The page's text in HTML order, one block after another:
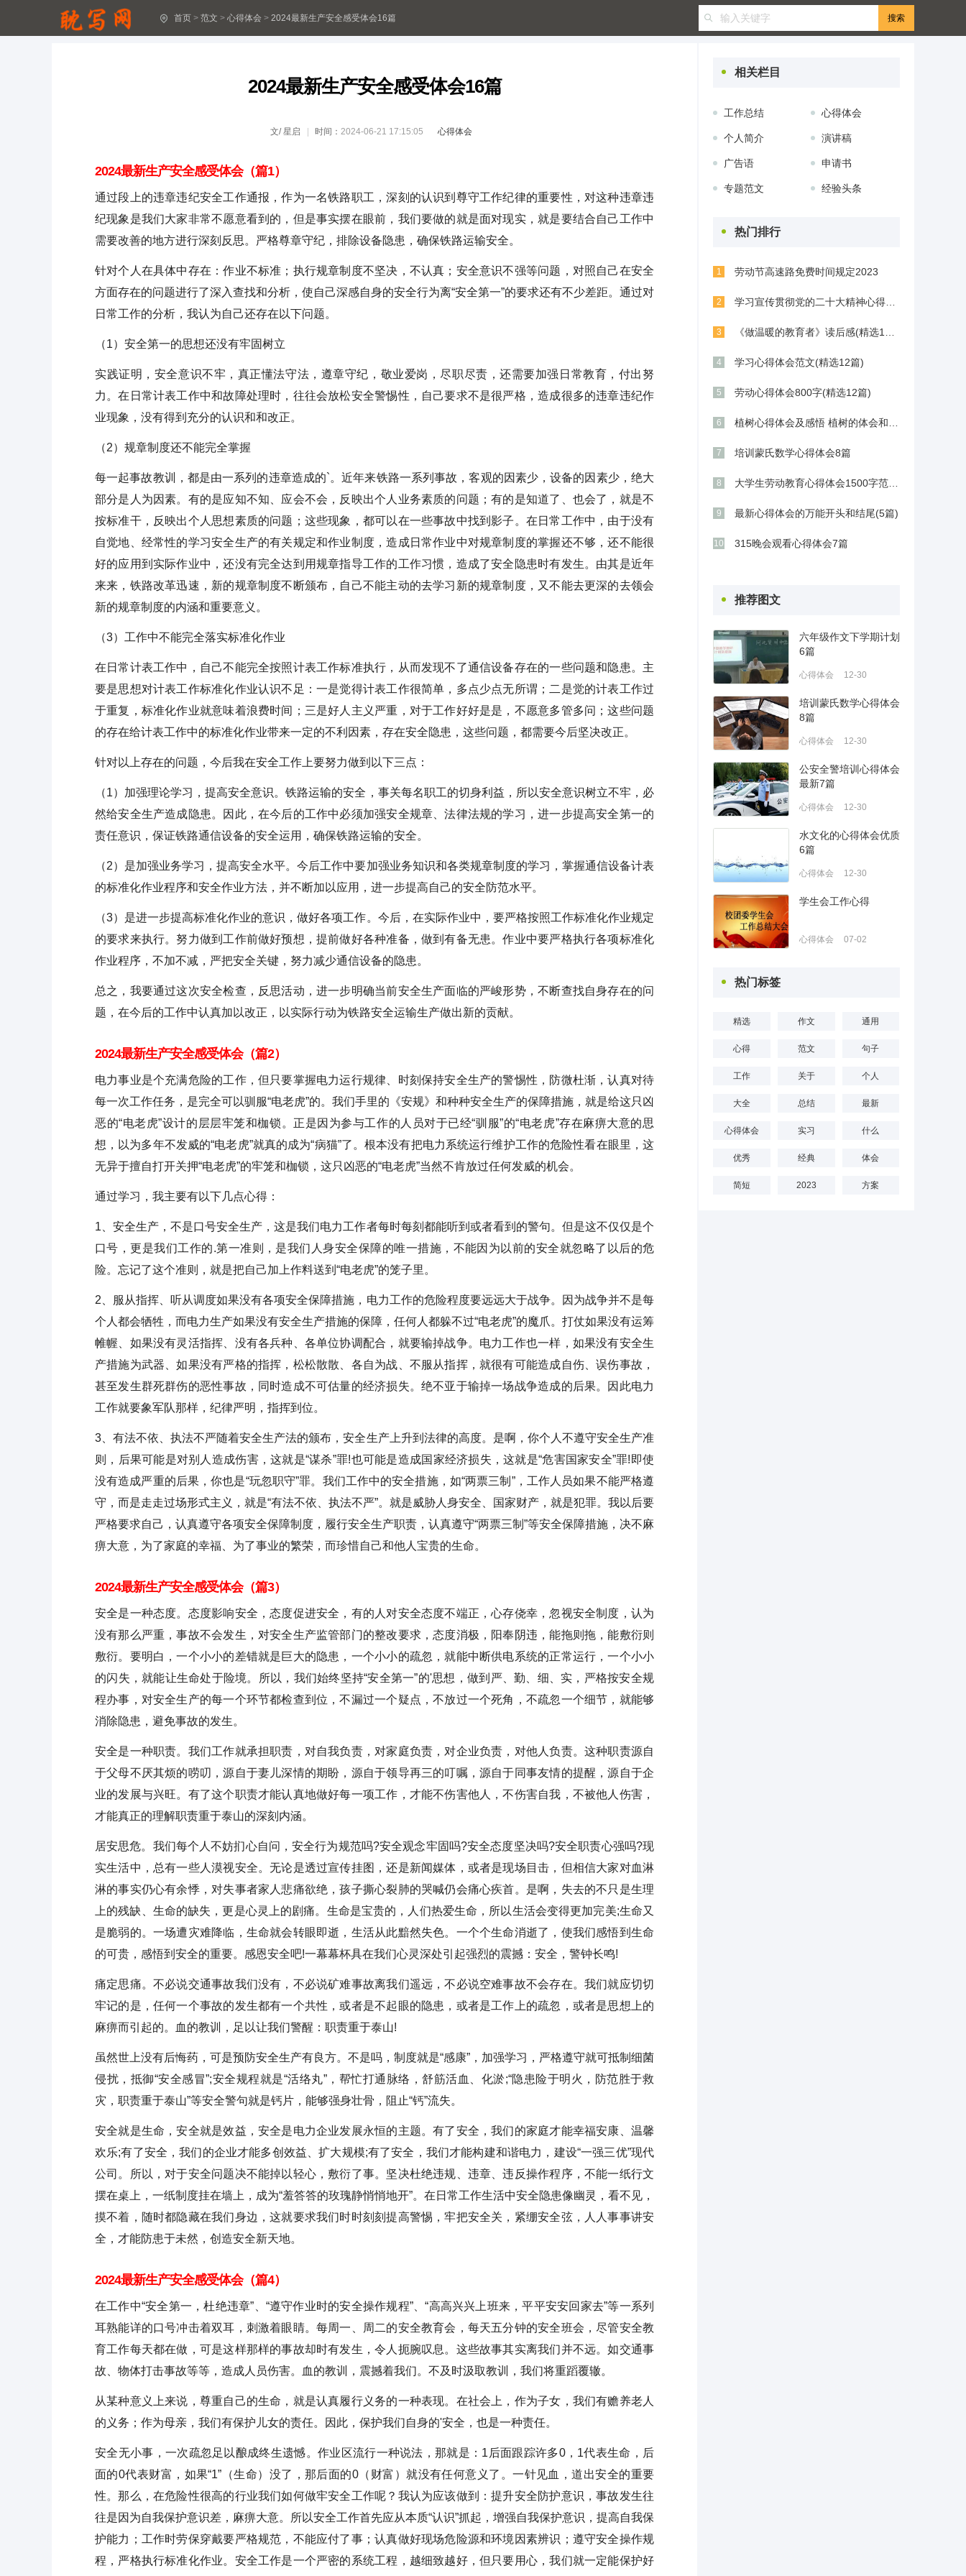
首页 > 范文 > 心得体会 > 2024最新生产安全感受体会16篇
2024最新生产安全感受体会16篇
文/星启 时间： 2024-06-21 17:15:05 心得体会
2024最新生产安全感受体会（篇1）
通过段上的违章违纪安全工作通报，作为一名铁路职工，深刻的认识到尊守工作纪律的重要性，对这种违章违
纪现象是我们大家非常不愿意看到的，但是事实摆在眼前，我们要做的就是面对现实，就是要结合自己工作中
需要改善的地方进行深刻反思。严格尊章守纪，排除设备隐患，确保铁路运输安全。
针对个人在具体中存在：作业不标准；执行规章制度不坚决，不认真；安全意识不强等问题，对照自己在安全
方面存在的问题进行了深入查找和分析，使自己深感自身的安全行为离“安全第一”的要求还有不少差距。通过对
日常工作的分析，我认为自己还存在以下问题。
（1）安全第一的思想还没有牢固树立
实践证明，安全意识不牢，真正懂法守法，遵章守纪，敬业爱岗，尽职尽责，还需要加强日常教育，付出努
力。在日常计表工作中和故障处理时，往往会放松安全警惕性，自己要求不是很严格，造成很多的违章违纪作
业现象，没有得到充分的认识和和改正。
（2）规章制度还不能完全掌握
每一起事故教训，都是由一系列的违章造成的`。近年来铁路一系列事故，客观的因素少，设备的因素少，绝大
部分是人为因素。有的是应知不知、应会不会，反映出个人业务素质的问题；有的是知道了、也会了，就是不
按标准干，反映出个人思想素质的问题；这些现象，都可以在一些事故中找到影子。在日常工作中，由于没有
自觉地、经常性的学习安全生产的有关规定和作业制度，造成日常作业中对规章制度的掌握还不够，还不能很
好的应用到实际作业中，还没有完全达到用规章指导工作的工作习惯，造成了安全隐患时有发生。由其是近年
来来，铁路改革迅速，新的规章制度不断颁布，自己不能主动的去学习新的规章制度，又不能去更深的去领会
新的规章制度的内涵和重要意义。
（3）工作中不能完全落实标准化作业
在日常计表工作中，自己不能完全按照计表工作标准执行，从而发现不了通信设备存在的一些问题和隐患。主
要是思想对计表工作标准化作业认识不足：一是觉得计表工作很简单，多点少点无所谓；二是觉的计表工作过
于重复，标准化作业就意味着浪费时间；三是好人主义严重，对于工作好好是是，不愿意多管多问；这些问题
的存在给计表工作中的标准化作业带来一定的不利因素，存在安全隐患，这些问题，都需要今后坚决改正。
针对以上存在的问题，今后我在安全工作上要努力做到以下三点：
（1）加强理论学习，提高安全意识。铁路运输的安全，事关每名职工的切身利益，所以安全意识树立不牢，必
然给安全生产造成隐患。因此，在今后的工作中必须加强安全规章、法律法规的学习，进一步提高安全第一的
责任意识，保证铁路通信设备的安全运用，确保铁路运输的安全。
（2）是加强业务学习，提高安全水平。今后工作中要加强业务知识和各类规章制度的学习，掌握通信设备计表
的标准化作业程序和安全作业方法，并不断加以应用，进一步提高自己的安全防范水平。
（3）是进一步提高标准化作业的意识，做好各项工作。今后，在实际作业中，要严格按照工作标准化作业规定
的要求来执行。努力做到工作前做好预想，提前做好各种准备，做到有备无患。作业中要严格执行各项标准化
作业程序，不加不减，严把安全关键，努力减少通信设备的隐患。
总之，我要通过这次安全检查，反思活动，进一步明确当前安全生产面临的严峻形势，不断查找自身存在的问
题，在今后的工作中认真加以改正，以实际行动为铁路安全运输生产做出新的贡献。
2024最新生产安全感受体会（篇2）
电力事业是个充满危险的工作，但只要掌握电力运行规律、时刻保持安全生产的警惕性，防微杜渐，认真对待
每一次工作任务，是完全可以驯服“电老虎”的。我们手里的《安规》和种种安全生产的保障措施，就是给这只凶
恶的“电老虎”设计的层层牢笼和枷锁。正是因为参与工作的人员对于已经“驯服”的“电老虎”存在麻痹大意的思
想，以为多年不发威的“电老虎”就真的成为“病猫”了。根本没有把电力系统运行维护工作的危险性看在眼里，这
无异于擅自打开关押“电老虎”的牢笼和枷锁，这只凶恶的“电老虎”当然不肯放过任何发威的机会。
通过学习，我主要有以下几点心得：
1、安全生产，不是口号安全生产，这是我们电力工作者每时每刻都能听到或者看到的警句。但是这不仅仅是个
口号，更是我们工作的.第一准则，是我们人身安全保障的唯一措施，不能因为以前的安全就忽略了以后的危
险。忘记了这个准则，就是把自己加上作料送到“电老虎”的笼子里。
2、服从指挥、听从调度如果没有各项安全保障措施，电力工作的危险程度要远远大于战争。因为战争并不是每
个人都会牺牲，而电力生产如果没有安全生产措施的保障，任何人都躲不过“电老虎”的魔爪。打仗如果没有运筹
帷幄、如果没有灵活指挥、没有各兵种、各单位协调配合，就要输掉战争。电力工作也一样，如果没有安全生
产措施为武器、如果没有严格的指挥，松松散散、各自为战、不服从指挥，就很有可能造成自伤、误伤事故，
甚至发生群死群伤的恶性事故，同时造成不可估量的经济损失。绝不亚于输掉一场战争造成的后果。因此电力
工作就要象军队那样，纪律严明，指挥到位。
3、有法不依、执法不严随着安全生产法的颁布，安全生产上升到法律的高度。是啊，你个人不遵守安全生产准
则，后果可能是对别人造成伤害，这就是“谋杀”罪!也可能是造成国家经济损失，这就是“危害国家安全”罪!即使
没有造成严重的后果，你也是“玩忽职守”罪。我们工作中的安全措施，如“两票三制”，工作人员如果不能严格遵
守，而是走走过场形式主义，就是“有法不依、执法不严”。就是威胁人身安全、国家财产，就是犯罪。我以后要
严格要求自己，认真遵守各项安全保障制度，履行安全生产职责，认真遵守“两票三制”等安全保障措施，决不麻
痹大意，为了家庭的幸福、为了事业的繁荣，而珍惜自己和他人宝贵的生命。
2024最新生产安全感受体会（篇3）
安全是一种态度。态度影响安全，态度促进安全，有的人对安全态度不端正，心存侥幸，忽视安全制度，认为
没有那么严重，事故不会发生，对安全生产监管部门的整改要求，态度消极，阳奉阴违，能拖则拖，能敷衍则
敷衍。要明白，一个小小的差错就是巨大的隐患，一个小小的疏忽，就能中断供电系统的正常运行，一个小小
的闪失，就能让生命处于险境。所以，我们始终坚持“安全第一”的'思想，做到严、勤、细、实，严格按安全规
程办事，对安全生产的每一个环节都检查到位，不漏过一个疑点，不放过一个死角，不疏忽一个细节，就能够
消除隐患，避免事故的发生。
安全是一种职责。我们工作就承担职责，对自我负责，对家庭负责，对企业负责，对他人负责。这种职责源自
于父母不厌其烦的唠叨，源自于妻儿深情的期盼，源自于领导再三的叮嘱，源自于同事友情的提醒，源自于企
业的发展与兴旺。有了这个职责才能认真地做好每一项工作，才能不伤害他人，不伤害自我，不被他人伤害，
才能真正的理解职责重于泰山的深刻内涵。
居安思危。我们每个人不妨扪心自问，安全行为规范吗?安全观念牢固吗?安全态度坚决吗?安全职责心强吗?现
实生活中，总有一些人漠视安全。无论是透过宣传挂图，还是新闻媒体，或者是现场目击，但相信大家对血淋
淋的事实仍心有余悸，对失事者家人悲痛欲绝，孩子撕心裂肺的哭喊仍会痛心疾首。是啊，失去的不只是生理
上的残缺、生命的缺失，更是心灵上的剧痛。生命是宝贵的，人们热爱生命，所以生活会变得更加完美;生命又
是脆弱的。一场遭灾难降临，生命就会转眼即逝，生活从此黯然失色。一个个生命消逝了，使我们感悟到生命
的可贵，感悟到安全的重要。感恩安全吧!一幕幕杯具在我们心灵深处引起强烈的震撼：安全，警钟长鸣!
痛定思痛。不必说交通事故我们没有，不必说矿难事故离我们遥远，不必说空难事故不会存在。我们就应切切
牢记的是，任何一个事故的发生都有一个共性，或者是不起眼的隐患，或者是工作上的疏忽，或者是思想上的
麻痹而引起的。血的教训，足以让我们警醒：职责重于泰山!
虽然世上没有后悔药，可是预防安全生产有良方。不是吗，制度就是“感康”，加强学习，严格遵守就可抵制细菌
侵扰，抵御“安全感冒”;安全规程就是“活络丸”，帮忙打通脉络，舒筋活血、化淤;“隐患险于明火，防范胜于救
灾，职责重于泰山”等安全警句就是钙片，能够强身壮骨，阻止“钙”流失。
安全就是生命，安全就是效益，安全是电力企业发展永恒的主题。有了安全，我们的家庭才能幸福安康、温馨
欢乐;有了安全，我们的企业才能多创效益、扩大规模;有了安全，我们才能构建和谐电力，建设“一强三优”现代
公司。所以，对于安全问题决不能掉以轻心，敷衍了事。坚决杜绝违规、违章、违反操作程序，不能一纸行文
摆在桌上，一纸制度挂在墙上，成为“羞答答的玫瑰静悄悄地开”。在日常工作生活中安全隐患像幽灵，看不见，
摸不着，随时都隐藏在我们身边，这就要求我们时时刻刻提高警惕，牢把安全关，紧绷安全弦，人人事事讲安
全，才能防患于未然，创造安全新天地。
2024最新生产安全感受体会（篇4）
在工作中“安全第一，杜绝违章”、“遵守作业时的安全操作规程”、“高高兴兴上班来，平平安安回家去”等一系列
耳熟能详的口号冲击着双耳，刺激着眼睛。每周一、周二的安全教育会，每天五分钟的安全班会，尽管安全教
育工作每天都在做，可是这样那样的事故却时有发生，令人扼腕叹息。这些故事其实离我们并不远。如交通事
故、物体打击事故等等，造成人员伤害。血的教训，震撼着我们。不及时汲取教训，我们将重蹈覆辙。
从某种意义上来说，尊重自己的生命，就是认真履行义务的一种表现。在社会上，作为子女，我们有赡养老人
的义务；作为母亲，我们有保护儿女的责任。因此，保护我们自身的'安全，也是一种责任。
安全无小事，一次疏忽足以酿成终生遗憾。作业区流行一种说法，那就是：1后面跟踪许多0，1代表生命，后
面的0代表财富，如果“1”（生命）没了，那后面的0（财富）就没有任何意义了。一针见血，道出安全的重要
性。那么，在危险性很高的行业我们如何做牢安全工作呢？我认为应该做到：提升安全防护意识，事故发生往
往是因为自我保护意识差，麻痹大意。所以安全工作首先应从本质“认识”抓起，增强自我保护意识，提高自我保
护能力；工作时劳保穿戴要严格规范，不能应付了事；认真做好现场危险源和环境因素辨识；遵守安全操作规
程，严格执行标准化作业。安全工作是一个严密的系统工程，越细致越好，但只要用心，我们就一定能保护好
十八岁成人礼心得体会(精选30篇)
安全生产阶段感想体会12篇最新
安全生产心得体会16篇
相关栏目
工作总结 心得体会
个人简介 演讲稿
广告语 申请书
专题范文 经验头条
热门排行
1 劳动节高速路免费时间规定2023
2
3
4 学习心得体会范文(精选12篇)
5 劳动心得体会800字(精选12篇)
6
7 培训蒙氏数学心得体会8篇
8
9 最新心得体会的万能开头和结尾(5篇)
10 315晚会观看心得体会7篇
推荐图文
六年级作文下学期计划
6篇
心得体会 12-30
培训蒙氏数学心得体会
8篇
心得体会 12-30
公安全警培训心得体会
最新7篇
心得体会 12-30
水文化的心得体会优质
6篇
心得体会 12-30
学生会工作心得
心得体会 07-02
热门标签
精选 作文 通用
心得 范文 句子
工作 关于 个人
大全 总结 最新
心得体会 实习 什么
优秀 经典 体会
简短 2023 方案